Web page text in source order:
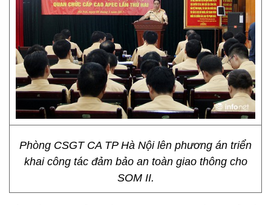
Phòng CSGT CA TP Hà Nội lên phương án triển
khai công tác đảm bảo an toàn giao thông cho
SOM II.